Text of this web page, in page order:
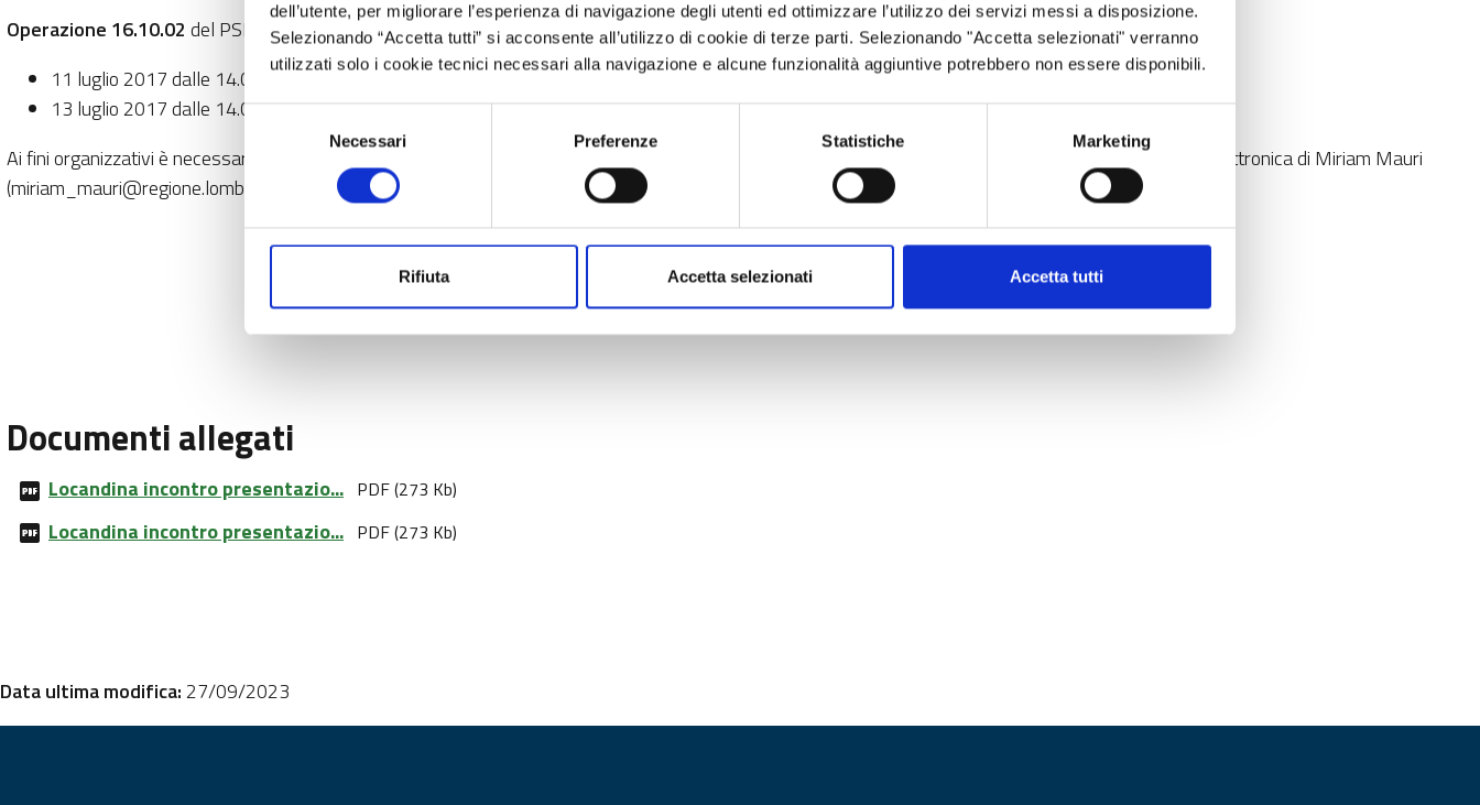
dell’utente, per migliorare l’esperienza di navigazione degli utenti ed ottimizzare l’utilizzo dei servizi messi a disposizione.
Selezionando “Accetta tutti” si acconsente all’utilizzo di cookie di terze parti. Selezionando "Accetta selezionati" verranno
utilizzati solo i cookie tecnici necessari alla navigazione e alcune funzionalità aggiuntive potrebbero non essere disponibili.
Selezione
Necessari Preferenze Statistiche Marketing
Rifiuta Accetta selezionati Accetta tutti
Operazione 16.10.02 del PSR 2014-2020 “Progetti integrati di area”
11 luglio 2017 dalle 14.00 alle 17.30 presso la sede dell’UTR di Brescia - Via Dalmazia, 92/94 - sala Conferenze - 5° piano.
13 luglio 2017 dalle 14.00 alle 17.30 presso la sala Solesin, 1° piano, ingresso N4 - Palazzo Lombardia - piazza Città di Lombardia - Milano
Ai fini organizzativi è necessario segnalare i nominativi delle persone interessate e l'edizione scelta,
, alle caselle di posta elettronica di Miriam Mauri
(miriam_mauri@regione.lombardia.it) e di Tiziana Schina (tiziana_schina@regione.lombardia.it).
Documenti allegati
Locandina incontro presentazio... PDF (273 Kb)
Locandina incontro presentazio... PDF (273 Kb)
Data ultima modifica:27/09/2023